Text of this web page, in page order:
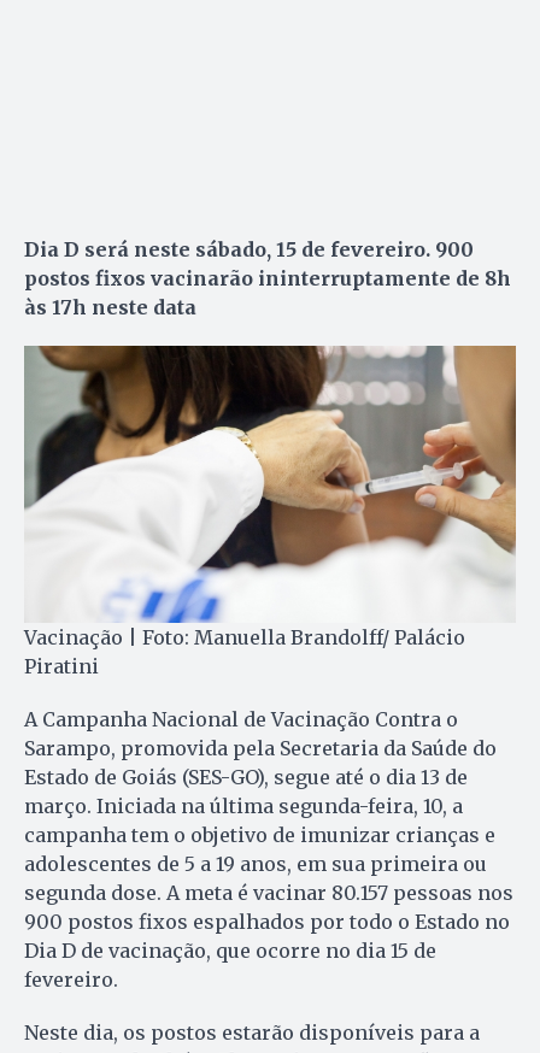
Dia D será neste sábado, 15 de fevereiro. 900
postos fixos vacinarão ininterruptamente de 8h
às 17h neste data
Vacinação | Foto: Manuella Brandolff/ Palácio
Piratini
A Campanha Nacional de Vacinação Contra o
Sarampo, promovida pela Secretaria da Saúde do
Estado de Goiás (SES-GO), segue até o dia 13 de
março. Iniciada na última segunda-feira, 10, a
campanha tem o objetivo de imunizar crianças e
adolescentes de 5 a 19 anos, em sua primeira ou
segunda dose. A meta é vacinar 80.157 pessoas nos
900 postos fixos espalhados por todo o Estado no
Dia D de vacinação, que ocorre no dia 15 de
fevereiro.
Neste dia, os postos estarão disponíveis para a